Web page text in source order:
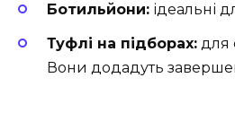
Ботильйони: ідеальні
Туфлі на підборах: для
Вони додадуть